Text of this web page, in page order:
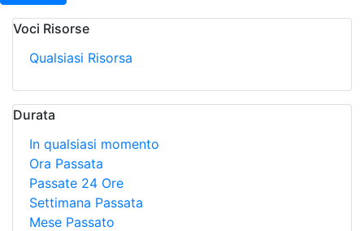
Voci Risorse
Qualsiasi Risorsa
Durata
In qualsiasi momento
Ora Passata
Passate 24 Ore
Settimana Passata
Mese Passato